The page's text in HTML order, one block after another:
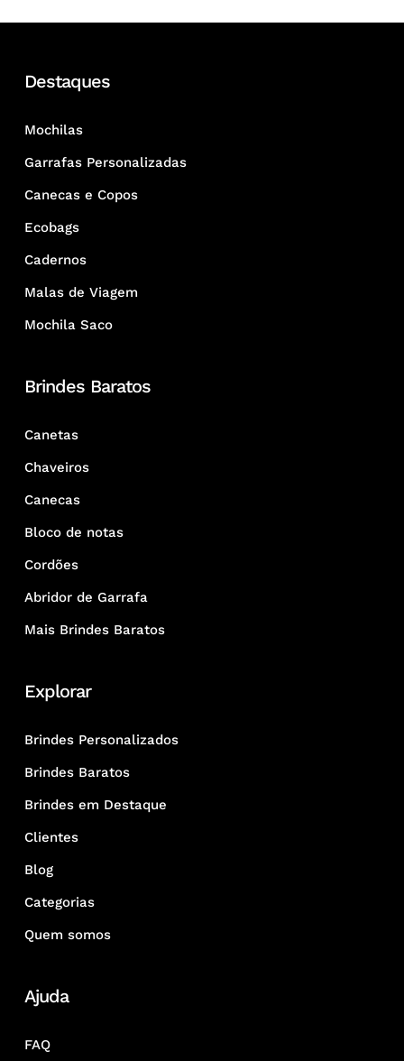
Destaques
Mochilas
Garrafas Personalizadas
Canecas e Copos
Ecobags
Cadernos
Malas de Viagem
Mochila Saco
Brindes Baratos
Canetas
Chaveiros
Canecas
Bloco de notas
Cordões
Abridor de Garrafa
Mais Brindes Baratos
Explorar
Brindes Personalizados
Brindes Baratos
Brindes em Destaque
Clientes
Blog
Categorias
Quem somos
Ajuda
FAQ